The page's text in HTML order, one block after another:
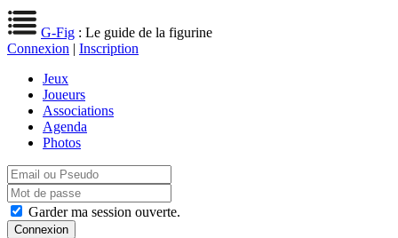
G-Fig : Le guide de la figurine
Connexion | Inscription
Jeux
Joueurs
Associations
Agenda
Photos
Garder ma session ouverte.